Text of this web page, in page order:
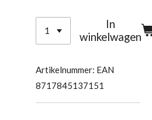
In
winkelwagen
Artikelnummer: EAN
8717845137151